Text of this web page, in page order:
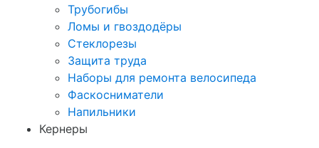
Трубогибы
Ломы и гвоздодёры
Стеклорезы
Защита труда
Наборы для ремонта велосипеда
Фаскосниматели
Напильники
Кернеры